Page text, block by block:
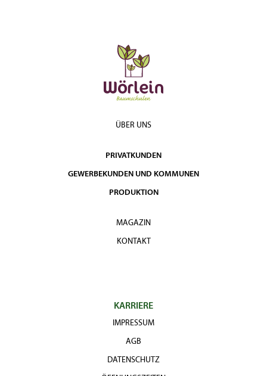
ÜBER UNS
PRIVATKUNDEN
GEWERBEKUNDEN UND KOMMUNEN
PRODUKTION
MAGAZIN
KONTAKT
KARRIERE
IMPRESSUM
AGB
DATENSCHUTZ